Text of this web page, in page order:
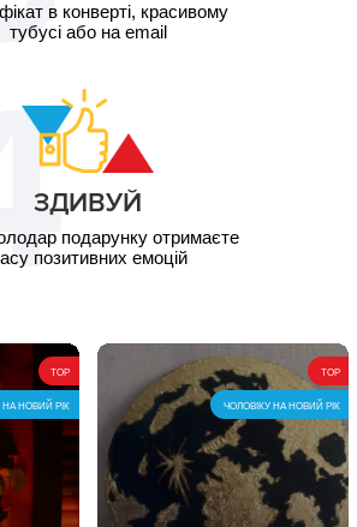
в конверті, красивому
тубусі або на email
ЗДИВУЙ
подарунку отримаєте
позитивних емоцій
TOP
НА НОВИЙ РІК
TOP
ЧОЛОВІКУ НА НОВИЙ РІК